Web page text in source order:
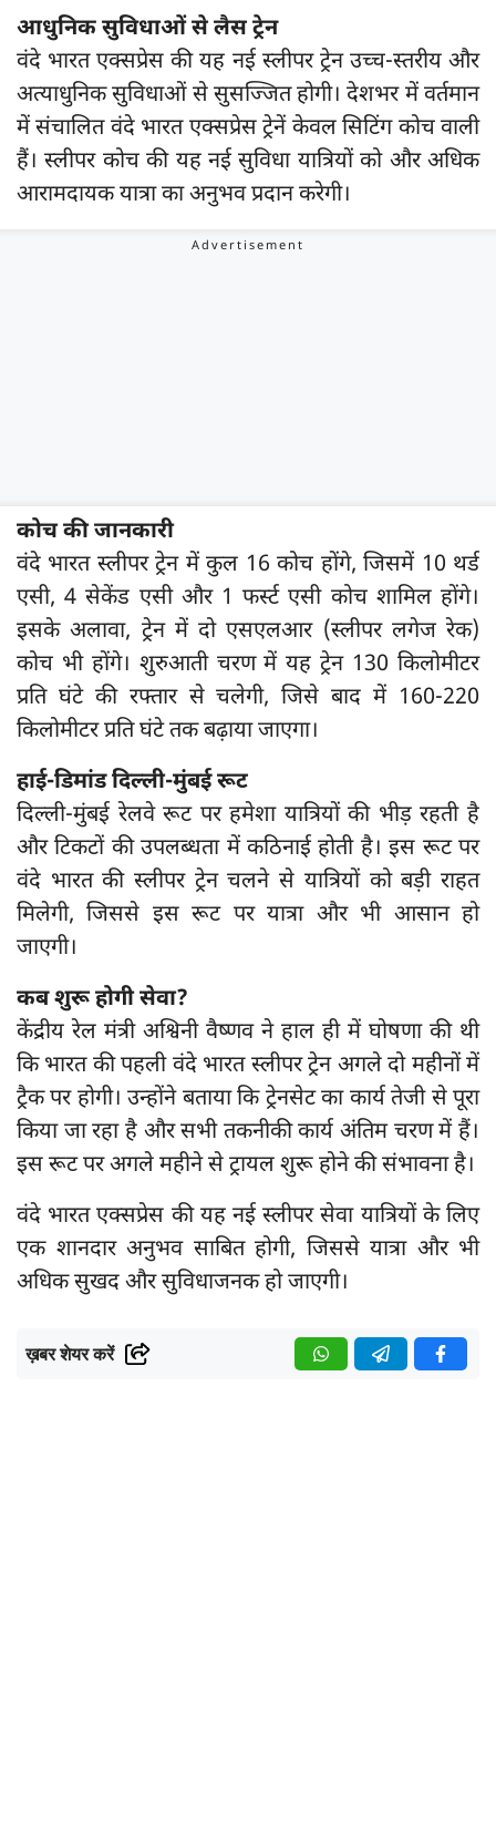
आधुनिक सुविधाओं से लैस ट्रेन
वंदे भारत एक्सप्रेस की यह नई स्लीपर ट्रेन उच्च-स्तरीय और
अत्याधुनिक सुविधाओं से सुसज्जित होगी। देशभर में वर्तमान
में संचालित वंदे भारत एक्सप्रेस ट्रेनें केवल सिटिंग कोच वाली
हैं। स्लीपर कोच की यह नई सुविधा यात्रियों को और अधिक
आरामदायक यात्रा का अनुभव प्रदान करेगी।
कोच की जानकारी
वंदे भारत स्लीपर ट्रेन में कुल 16 कोच होंगे, जिसमें 10 थर्ड
एसी, 4 सेकेंड एसी और 1 फर्स्ट एसी कोच शामिल होंगे।
इसके अलावा, ट्रेन में दो एसएलआर (स्लीपर लगेज रेक)
कोच भी होंगे। शुरुआती चरण में यह ट्रेन 130 किलोमीटर
प्रति घंटे की रफ्तार से चलेगी, जिसे बाद में 160-220
किलोमीटर प्रति घंटे तक बढ़ाया जाएगा।
हाई-डिमांड दिल्ली-मुंबई रूट
दिल्ली-मुंबई रेलवे रूट पर हमेशा यात्रियों की भीड़ रहती है
और टिकटों की उपलब्धता में कठिनाई होती है। इस रूट पर
वंदे भारत की स्लीपर ट्रेन चलने से यात्रियों को बड़ी राहत
मिलेगी, जिससे इस रूट पर यात्रा और भी आसान हो
जाएगी।
कब शुरू होगी सेवा?
केंद्रीय रेल मंत्री अश्विनी वैष्णव ने हाल ही में घोषणा की थी
कि भारत की पहली वंदे भारत स्लीपर ट्रेन अगले दो महीनों में
ट्रैक पर होगी। उन्होंने बताया कि ट्रेनसेट का कार्य तेजी से पूरा
किया जा रहा है और सभी तकनीकी कार्य अंतिम चरण में हैं।
इस रूट पर अगले महीने से ट्रायल शुरू होने की संभावना है।
वंदे भारत एक्सप्रेस की यह नई स्लीपर सेवा यात्रियों के लिए
एक शानदार अनुभव साबित होगी, जिससे यात्रा और भी
अधिक सुखद और सुविधाजनक हो जाएगी।
ख़बर शेयर करें